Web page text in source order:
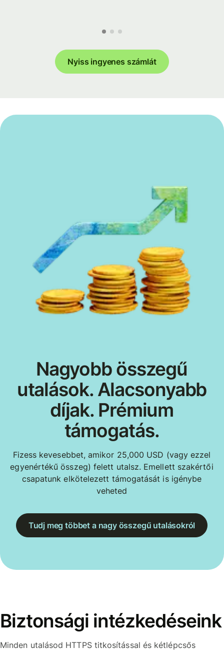
Nyiss ingyenes számlát
Nagyobb összegű
utalások. Alacsonyabb
díjak. Prémium
támogatás.
Fizess kevesebbet, amikor 25,000 USD (vagy ezzel
egyenértékű összeg) felett utalsz. Emellett szakértői
csapatunk elkötelezett támogatását is igénybe
veheted
Tudj meg többet a nagy összegű utalásokról
Biztonsági intézkedéseink
Minden utalásod HTTPS titkosítással és kétlépcsős